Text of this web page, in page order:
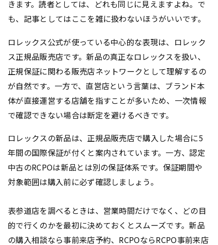
きます。読者としては、どれも同じに見えますよね。で
も、記事としてはここを雑に扱わないほうがいいです。
ロレックス公式が使っている中心的な表現は、ロレック
ス正規品販売店です。新品の真正なロレックスを扱い、
正規保証に関わる販売店ネットワークとして理解するの
が自然です。一方で、直営店という言葉は、ブランド本
体が直接運営する店舗を指すことが多いため、一次情報
で確認できない場合は断定を避けるべきです。
ロレックスの新品は、正規品販売店で購入した場合に5
年間の国際保証が付くと案内されています。一方、認定
中古のRCPOは新品とは別の保証体系です。保証期間や
対象範囲は購入前に必ず確認しましょう。
表参道店を調べるときは、営業時間だけでなく、どの目
的で行くのかを最初に決めておくとスムーズです。新品
の購入相談なら事前来店予約、RCPOならRCPO事前来店